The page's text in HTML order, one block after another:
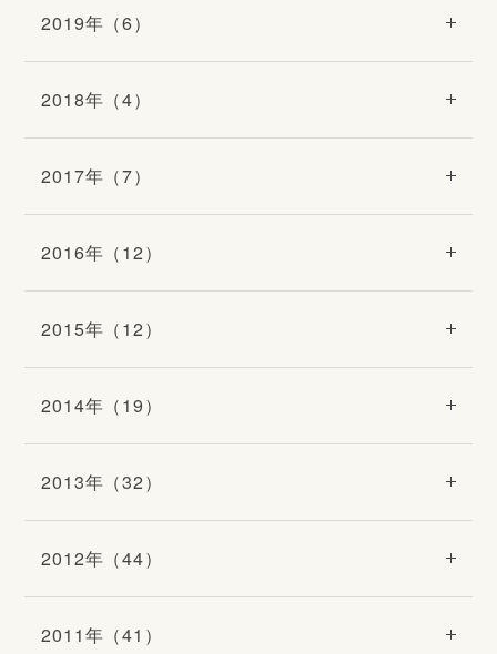
2019年（6）
2018年（4）
2017年（7）
2016年（12）
2015年（12）
2014年（19）
2013年（32）
2012年（44）
2011年（41）